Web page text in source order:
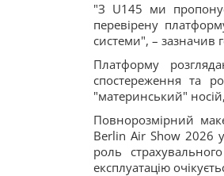
"З U145 ми
перевірену
системи", – зазначив
Платформу
спостереження та
"материнський"
Повнорозмірний
Berlin Air Show 2026
роль
експлуатацію